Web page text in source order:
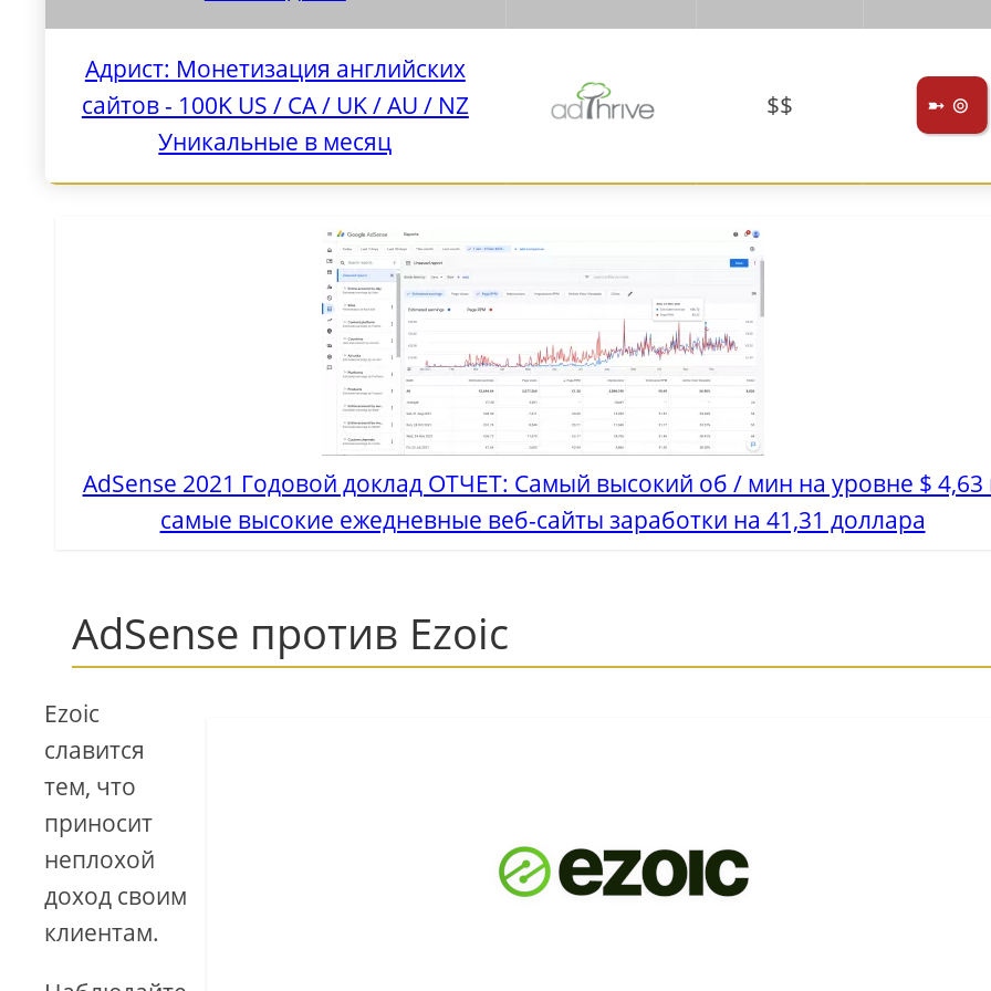
Адрист: Монетизация английских
сайтов - 100K US / CA / UK / AU / NZ
Уникальные в месяц
$$ ➼ ⊚
AdSense 2021 Годовой доклад ОТЧЕТ: Самый высокий об / мин на уровне $ 4,63
самые высокие ежедневные веб-сайты заработки на 41,31 доллара
AdSense против Ezoic
Ezoic
славится
тем, что
приносит
неплохой
доход своим
клиентам.